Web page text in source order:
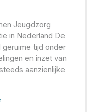
Jeugdzorg
in Nederland De
geruime tijd onder
en inzet van
aanzienlijke